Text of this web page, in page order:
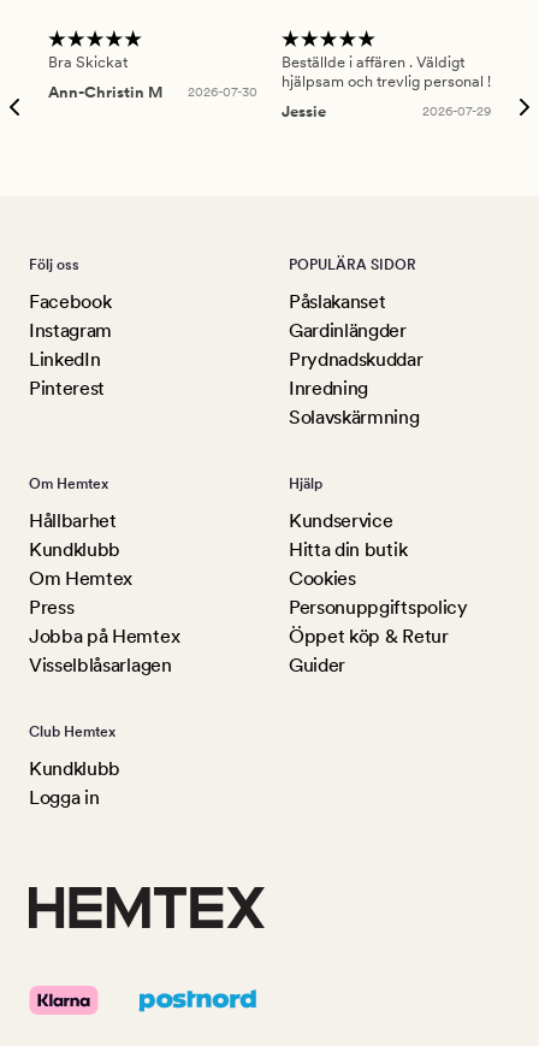
Bra Skickat
Ann-Christin M
2026-07-30
Beställde i affären . Väldigt
hjälpsam och trevlig personal !
Jessie
2026-07-29
Följ oss
Facebook
Instagram
LinkedIn
Pinterest
POPULÄRA SIDOR
Påslakanset
Gardinlängder
Prydnadskuddar
Inredning
Solavskärmning
Om Hemtex
Hållbarhet
Kundklubb
Om Hemtex
Press
Jobba på Hemtex
Visselblåsarlagen
Hjälp
Kundservice
Hitta din butik
Cookies
Personuppgiftspolicy
Öppet köp & Retur
Guider
Club Hemtex
Kundklubb
Logga in